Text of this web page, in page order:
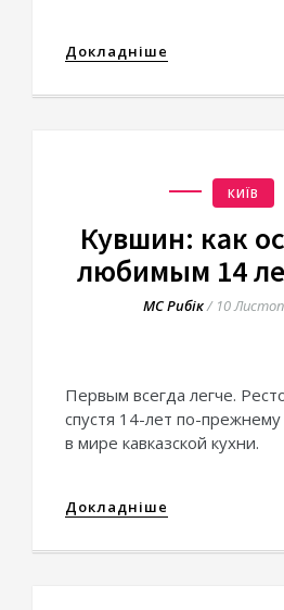
Докладніше
КИЇВ
Кувшин: как
любимым 14
МС Рибік/ 10
Первым всегда легче.
спустя 14-лет по-
в мире кавказской кухни.
Докладніше